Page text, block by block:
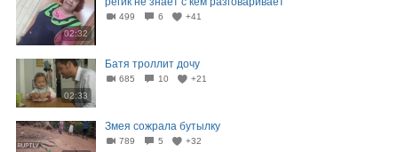
02:32
499 6 +41
02:33
Батя троллит дочу
685 10 +21
Змея сожрала бутылку
789 5 +32